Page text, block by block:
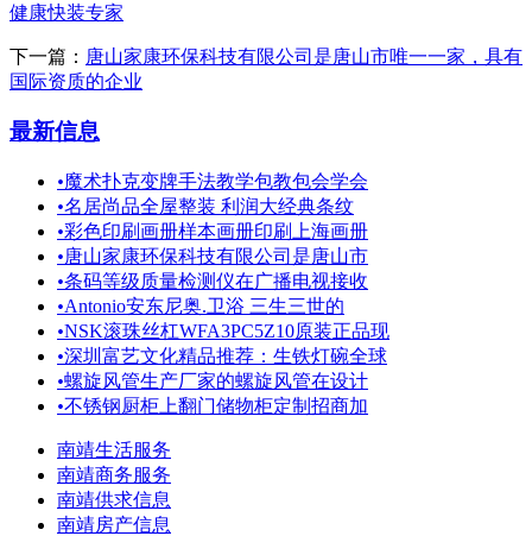
健康快装专家
下一篇： 唐山家康环保科技有限公司是唐山市唯一一家，具有
国际资质的企业
最新信息
•魔术扑克变牌手法教学包教包会学会
•名居尚品全屋整装 利润大经典条纹
•彩色印刷画册样本画册印刷上海画册
•唐山家康环保科技有限公司是唐山市
•条码等级质量检测仪在广播电视接收
•Antonio安东尼奥.卫浴 三生三世的
•NSK滚珠丝杠WFA3PC5Z10原装正品现
•深圳富艺文化精品推荐：生铁灯碗全球
•螺旋风管生产厂家的螺旋风管在设计
•不锈钢厨柜上翻门储物柜定制招商加
南靖生活服务
南靖商务服务
南靖供求信息
南靖房产信息